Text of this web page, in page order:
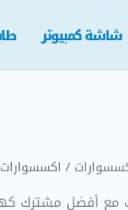
شاشة كمبيوتر
/
حسب
الأحدث